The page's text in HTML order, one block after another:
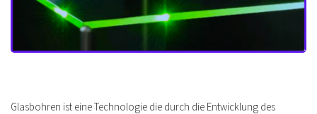
Glasbohren ist eine Technologie die durch die Entwicklung des